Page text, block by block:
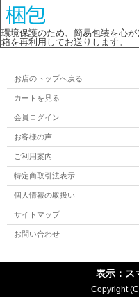
環境保護のため、簡易包装を心
箱を再利用してお送りします。
お店のトップへ戻る
カートを見る
会員ログイン
お客様の声
ご利用案内
特定商取引法表示
個人情報の取扱い
サイトマップ
お問い合わせ
表示：ス
Copyright